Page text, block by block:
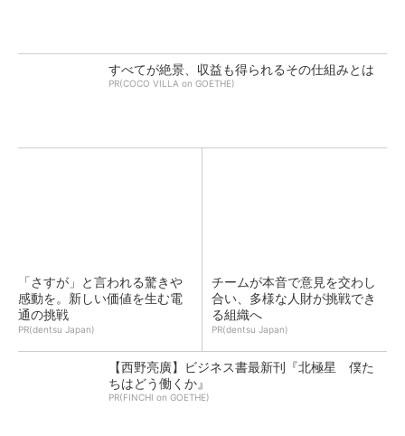
すべてが絶景、収益も得られるその仕組みとは
PR(COCO VILLA on GOETHE)
「さすが」と言われる驚きや
感動を。新しい価値を生む電
通の挑戦
PR(dentsu Japan)
チームが本音で意見を交わし
合い、多様な人財が挑戦でき
る組織へ
PR(dentsu Japan)
【西野亮廣】ビジネス書最新刊『北極星 僕た
ちはどう働くか』
PR(FINCHI on GOETHE)